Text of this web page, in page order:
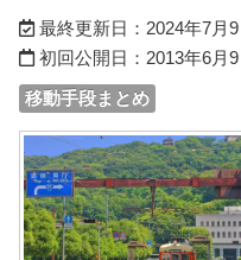
最終更新日： 2024年7月9
初回公開日： 2013年6月9
移動手段まとめ